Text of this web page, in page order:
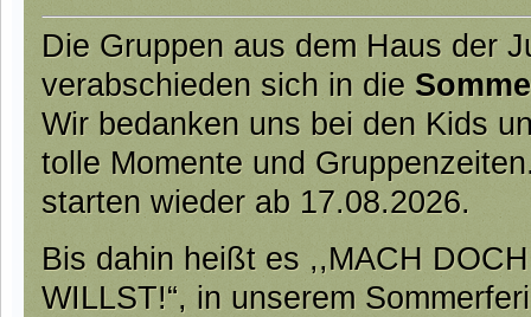
Die Gruppen aus dem Haus der
verabschieden sich in die
Wir bedanken uns bei den Kids
tolle Momente und
starten wieder ab 17.08.2026.
Bis dahin heißt es ,,MACH
WILLST!“, in unserem